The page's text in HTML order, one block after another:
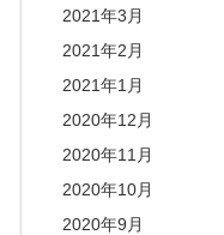
2021年3月
2021年2月
2021年1月
2020年12月
2020年11月
2020年10月
2020年9月